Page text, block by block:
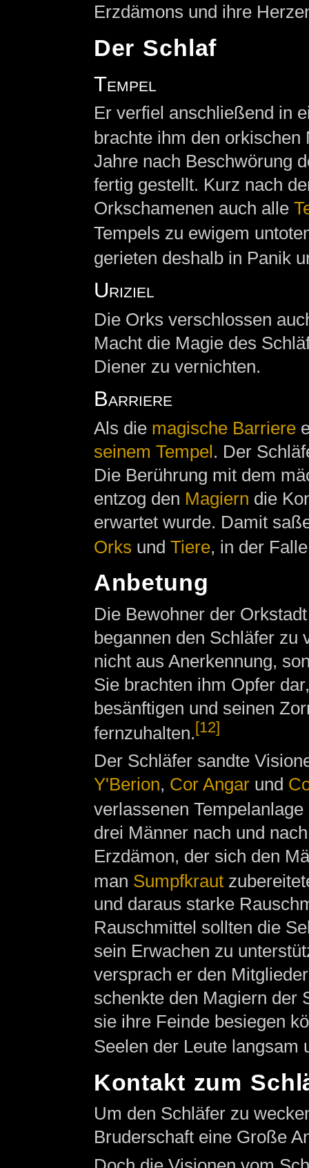
Erzdämons und ihre
Der Schlaf
Tempel
Er verfiel anschließend in
brachte ihm den
Jahre nach Beschwörung
fertig gestellt. Kurz nach
Orkschamenen auch alle
Tempels zu ewigem
gerieten deshalb in Panik
Uriziel
Die Orks verschlossen
Macht die Magie des
Diener zu vernichten.
Barriere
Als die magische Barriere
seinem Tempel. Der
Die Berührung mit dem
entzog den Magiern die
erwartet wurde. Damit
Orks und Tiere, in der
Anbetung
Die Bewohner der
begannen den Schläfer zu
nicht aus Anerkennung,
Sie brachten ihm Opfer
besänftigen und seinen
fernzuhalten.[12]
Der Schläfer sandte
Y'Berion, Cor Angarund
verlassenen
drei Männer nach und
Erzdämon, der sich den
man Sumpfkraut
und daraus starke
Rauschmittel sollten die
sein Erwachen zu
versprach er den
schenkte den Magiern der
sie ihre Feinde besiegen
Seelen der Leute langsam
Kontakt zum
Um den Schläfer zu
Bruderschaft eine Große